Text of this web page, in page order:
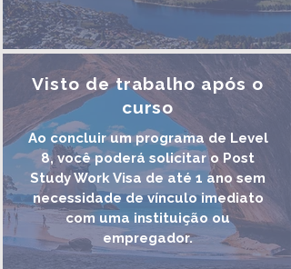
Visto de trabalho após o
curso
Ao concluir um programa de Level
8, você poderá solicitar o Post
Study Work Visa de até 1 ano sem
necessidade de vínculo imediato
com uma instituição ou
empregador.